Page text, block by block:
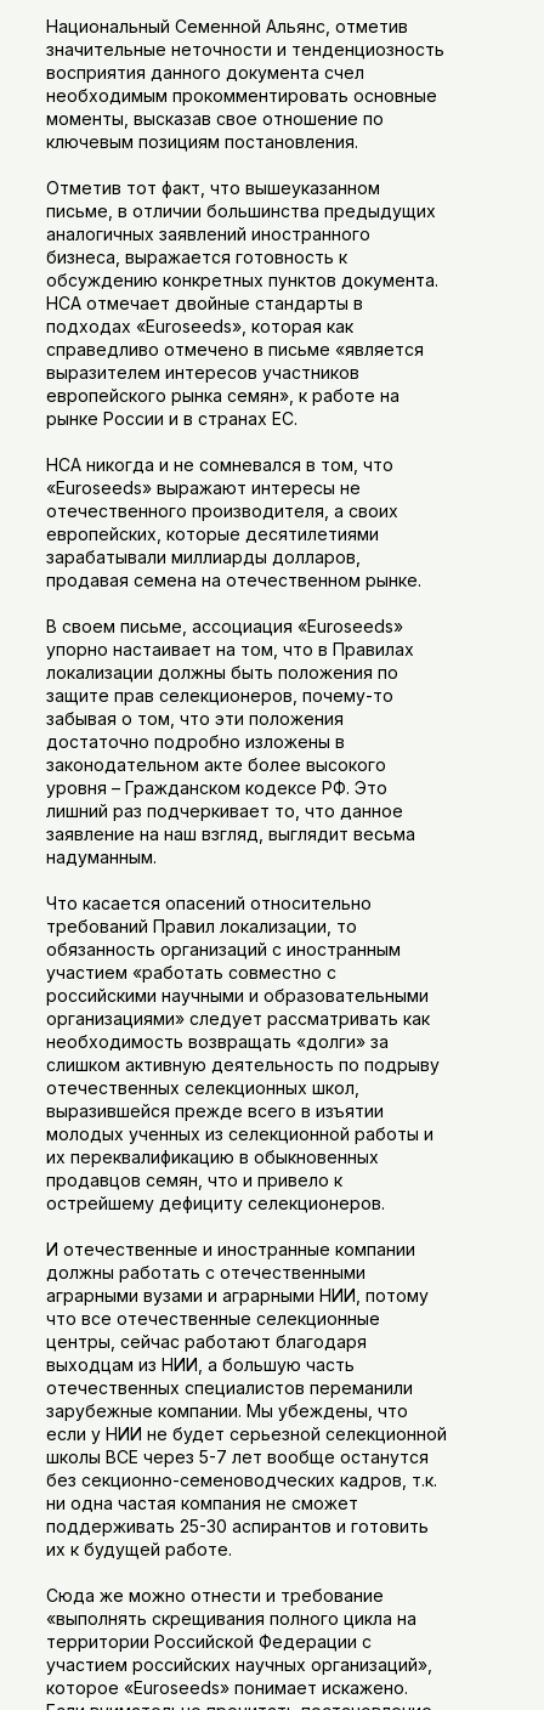
Национальный Семенной Альянс, отметив
значительные неточности и тенденциозность
восприятия данного документа счел
необходимым прокомментировать основные
моменты, высказав свое отношение по
ключевым позициям постановления.
Отметив тот факт, что вышеуказанном
письме, в отличии большинства предыдущих
аналогичных заявлений иностранного
бизнеса, выражается готовность к
обсуждению конкретных пунктов документа.
НСА отмечает двойные стандарты в
подходах «Euroseeds», которая как
справедливо отмечено в письме «является
выразителем интересов участников
европейского рынка семян», к работе на
рынке России и в странах ЕС.
НСА никогда и не сомневался в том, что
«Euroseeds» выражают интересы не
отечественного производителя, а своих
европейских, которые десятилетиями
зарабатывали миллиарды долларов,
продавая семена на отечественном рынке.
В своем письме, ассоциация «Euroseeds»
упорно настаивает на том, что в Правилах
локализации должны быть положения по
защите прав селекционеров, почему-то
забывая о том, что эти положения
достаточно подробно изложены в
законодательном акте более высокого
уровня – Гражданском кодексе РФ. Это
лишний раз подчеркивает то, что данное
заявление на наш взгляд, выглядит весьма
надуманным.
Что касается опасений относительно
требований Правил локализации, то
обязанность организаций с иностранным
участием «работать совместно с
российскими научными и образовательными
организациями» следует рассматривать как
необходимость возвращать «долги» за
слишком активную деятельность по подрыву
отечественных селекционных школ,
выразившейся прежде всего в изъятии
молодых ученных из селекционной работы и
их переквалификацию в обыкновенных
продавцов семян, что и привело к
острейшему дефициту селекционеров.
И отечественные и иностранные компании
должны работать с отечественными
аграрными вузами и аграрными НИИ, потому
что все отечественные селекционные
центры, сейчас работают благодаря
выходцам из НИИ, а большую часть
отечественных специалистов переманили
зарубежные компании. Мы убеждены, что
если у НИИ не будет серьезной селекционной
школы ВСЕ через 5-7 лет вообще останутся
без секционно-семеноводческих кадров, т.к.
ни одна частая компания не сможет
поддерживать 25-30 аспирантов и готовить
их к будущей работе.
Сюда же можно отнести и требование
«выполнять скрещивания полного цикла на
территории Российской Федерации с
участием российских научных организаций»,
которое «Euroseeds» понимает искажено.